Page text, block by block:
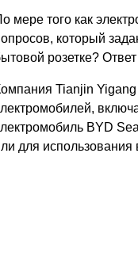
мере того как
который
розетке?
Tianjin Yigang
BYD
для